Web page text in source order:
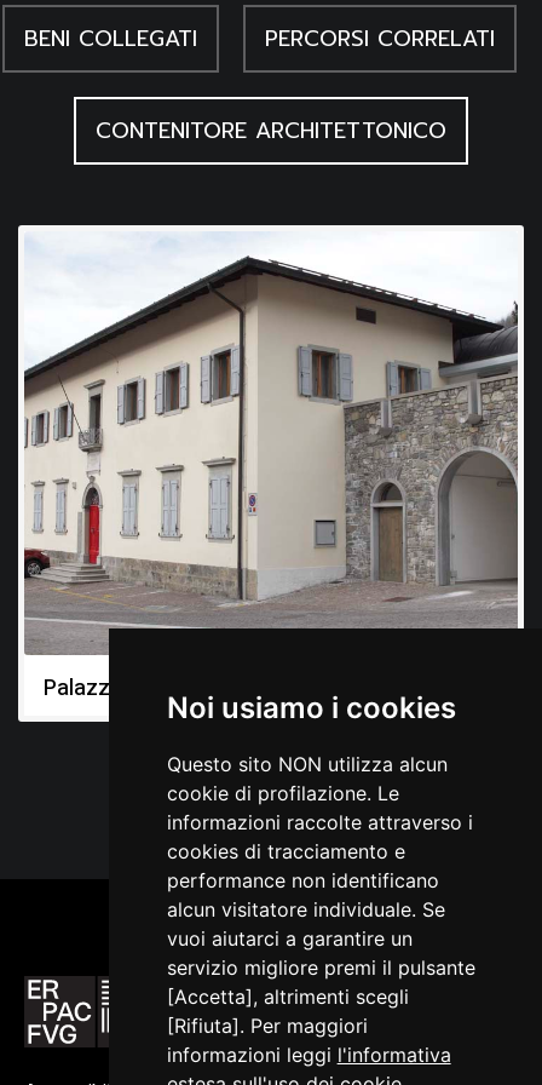
Noi usiamo i cookies
Questo sito NON utilizza alcun
cookie di profilazione. Le
informazioni raccolte attraverso i
cookies di tracciamento e
performance non identificano
alcun visitatore individuale. Se
vuoi aiutarci a garantire un
servizio migliore premi il pulsante
[Accetta], altrimenti scegli
[Rifiuta]. Per maggiori
informazioni leggi l'informativa
seni, la mano sulla coscia, il braccio piegato sotto il peso
della testa. Egli delineò con tratti veloci e ripensamenti,
testimoniati dalle cancellature e dai ripassi, il profilo delle
forme sintetiche, piene e curveggianti, della figura. Marchiori
indica che grazie all'atteggiamento libero e rilassato di
Nato in una famiglia di minatori si recò a Parigi alla fine degli
anni Venti per dedicarsi all'arte e qui si legò a personaggi
come Picasso di cui divenne amico e collaboratore. Nel
dopoguerra affrontò principalmente i temi del paesaggio, dei
combattimenti dei galli, delle bagnanti.
BENI COLLEGATI PERCORSI CORRELATI
CONTENITORE ARCHITETTONICO
Palazzo della biblioteca